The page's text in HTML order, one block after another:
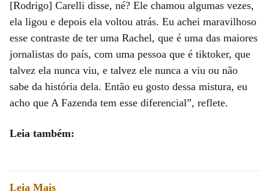
[Rodrigo] Carelli disse, né? Ele chamou algumas vezes,
ela ligou e depois ela voltou atrás. Eu achei maravilhoso
esse contraste de ter uma Rachel, que é uma das maiores
jornalistas do país, com uma pessoa que é tiktoker, que
talvez ela nunca viu, e talvez ele nunca a viu ou não
sabe da história dela. Então eu gosto dessa mistura, eu
acho que A Fazenda tem esse diferencial”, reflete.
Leia também:
Leia Mais